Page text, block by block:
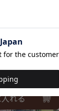
ープ＜31L
ビーレオリ
れる